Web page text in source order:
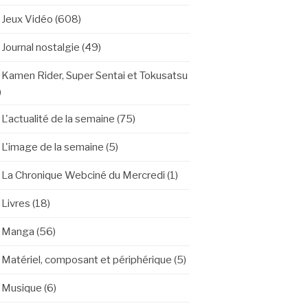
Jeux Vidéo (608)
Journal nostalgie (49)
Kamen Rider, Super Sentai et Tokusatsu
L'actualité de la semaine (75)
L'image de la semaine (5)
La Chronique Webciné du Mercredi (1)
Livres (18)
Manga (56)
Matériel, composant et périphérique (5)
Musique (6)